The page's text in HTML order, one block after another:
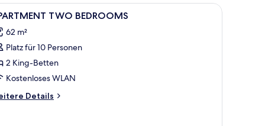
einer Couch, einem Couchtisch und einem Essbereich mit Stühlen.
Ein modernes Wohnzimmer mit grauen
1 TWO BEDROOMS
62 m²
Platz für 10 Personen
2 King-Betten
Kostenloses WLAN
Details